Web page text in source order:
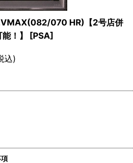
VMAX(082/070 HR)【2号店併
！】
[PSA]
込)